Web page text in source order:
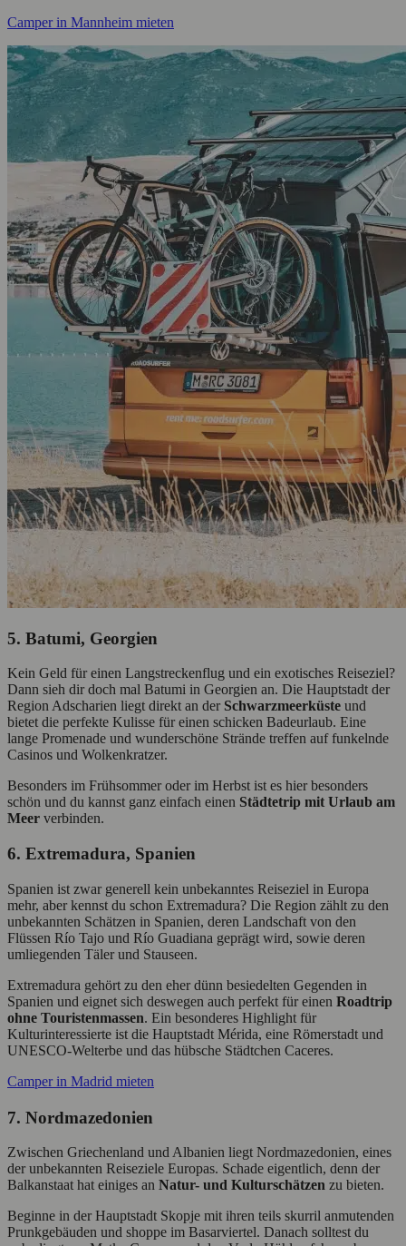
Camper in Mannheim mieten
5. Batumi, Georgien
Kein Geld für einen Langstreckenflug und ein exotisches Reiseziel?
Dann sieh dir doch mal Batumi in Georgien an. Die Hauptstadt der
Region Adscharien liegt direkt an der Schwarzmeerküste und
bietet die perfekte Kulisse für einen schicken Badeurlaub. Eine
lange Promenade und wunderschöne Strände treffen auf funkelnde
Casinos und Wolkenkratzer.
Besonders im Frühsommer oder im Herbst ist es hier besonders
schön und du kannst ganz einfach einen Städtetrip mit Urlaub am
Meer verbinden.
6. Extremadura, Spanien
Spanien ist zwar generell kein unbekanntes Reiseziel in Europa
mehr, aber kennst du schon Extremadura? Die Region zählt zu den
unbekannten Schätzen in Spanien, deren Landschaft von den
Flüssen Río Tajo und Río Guadiana geprägt wird, sowie deren
umliegenden Täler und Stauseen.
Extremadura gehört zu den eher dünn besiedelten Gegenden in
Spanien und eignet sich deswegen auch perfekt für einen Roadtrip
ohne Touristenmassen. Ein besonderes Highlight für
Kulturinteressierte ist die Hauptstadt Mérida, eine Römerstadt und
UNESCO-Welterbe und das hübsche Städtchen Caceres.
Camper in Madrid mieten
7. Nordmazedonien
Zwischen Griechenland und Albanien liegt Nordmazedonien, eines
der unbekannten Reiseziele Europas. Schade eigentlich, denn der
Balkanstaat hat einiges an Natur- und Kulturschätzen zu bieten.
Beginne in der Hauptstadt Skopje mit ihren teils skurril anmutenden
Prunkgebäuden und shoppe im Basarviertel. Danach solltest du